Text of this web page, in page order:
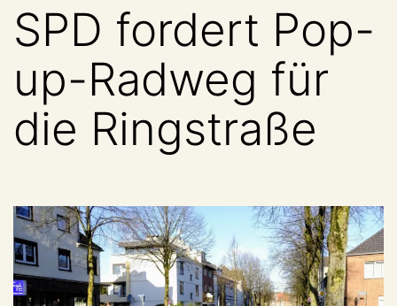
SPD fordert Pop-
up-Radweg für
die Ringstraße